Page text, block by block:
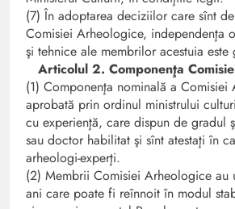
(7) În adoptarea deciziilor care sînt
Comisiei Arheologice, independenţa
şi tehnice ale membrilor acestuia este
Articolul 2. Componenţa
(1) Componenţa nominală a
aprobată prin ordinul ministrului
cu experienţă, care dispun de gradul
sau doctor habilitat şi sînt atestaţi în
arheologi-experţi.
(2) Membrii Comisiei Arheologice au
ani care poate fi reînnoit în modul